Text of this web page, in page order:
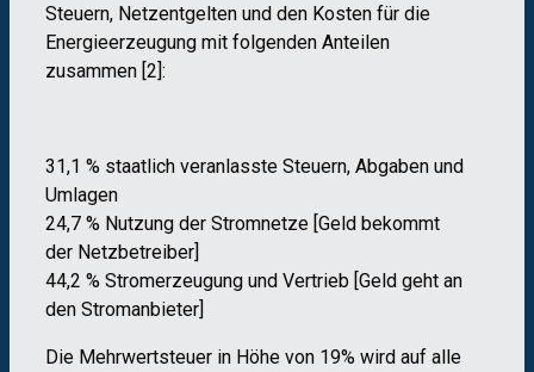
Steuern, Netzentgelten und den Kosten für die
Energieerzeugung mit folgenden Anteilen
zusammen [2]:
31,1 % staatlich veranlasste Steuern, Abgaben und
Umlagen
24,7 % Nutzung der Stromnetze [Geld bekommt
der Netzbetreiber]
44,2 % Stromerzeugung und Vertrieb [Geld geht an
den Stromanbieter]
Die Mehrwertsteuer in Höhe von 19% wird auf alle